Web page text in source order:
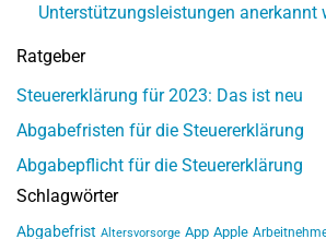
Unterstützungsleistungen anerkannt
Ratgeber
Steuererklärung für 2023: Das ist neu
Abgabefristen für die Steuererklärung
Abgabepflicht für die Steuererklärung
Schlagwörter
Abgabefrist Altersvorsorge App Apple